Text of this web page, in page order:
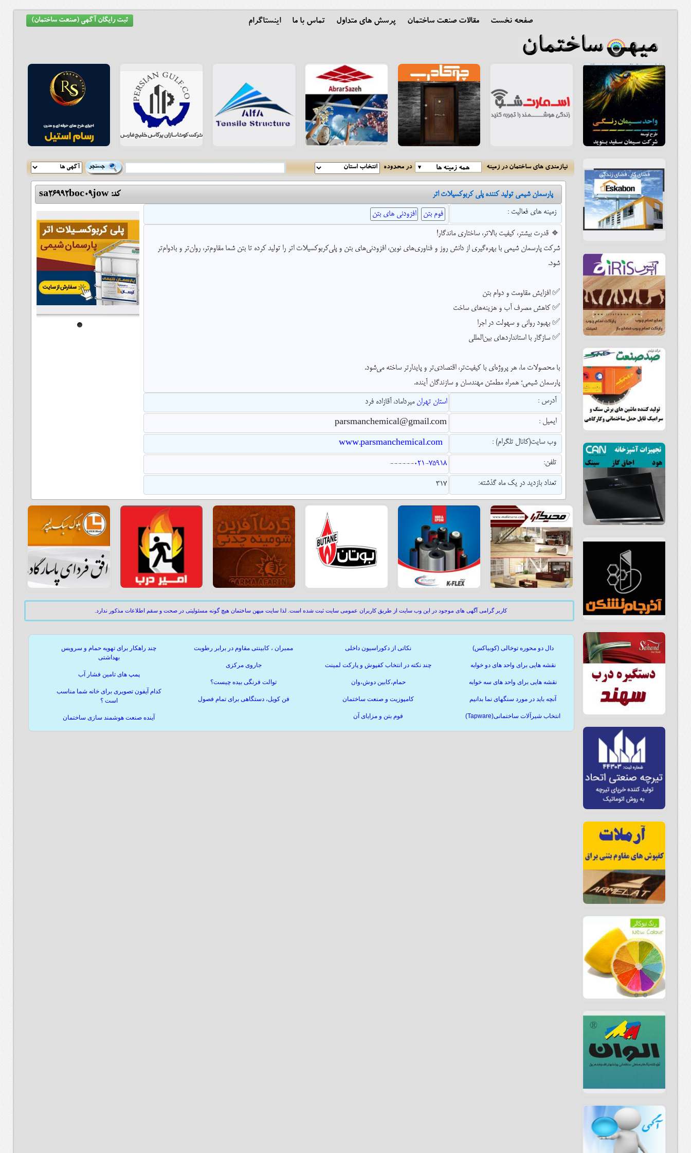
ثبت رایگان آگهی (صنعت ساختمان) صفحه نخست مقالات صنعت ساختمان پرسش های متداول تماس با ما اینستاگرام
نیازمندی های ساختمان در زمینه همه زمینه ها در محدوده
پارسمان شیمی تولید کننده پلی کربوکسیلات اتر کد: sa26992boc09jow
فوم بتن افزودنی های بتن زمینه های فعالیت :
🔹 قدرت بیشتر، کیفیت بالاتر، ساختاری ماندگار!
شرکت پارسمان شیمی با بهره‌گیری از دانش روز و فناوری‌های نوین، افزودنی‌های بتن و پلی‌کربوکسیلات اتر را تولید کرده تا بتن شما مقاوم‌تر، روان‌تر و بادوام‌تر
شود.
✅ افزایش مقاومت و دوام بتن
✅ کاهش مصرف آب و هزینه‌های ساخت
✅ بهبود روانی و سهولت در اجرا
✅ سازگار با استانداردهای بین‌المللی
با محصولات ما، هر پروژه‌ای با کیفیت‌تر، اقتصادی‌تر و پایدارتر ساخته می‌شود.
پارسمان شیمی؛ همراه مطمئن مهندسان و سازندگان آینده.
استان تهران میرداماد، آقازاده فرد آدرس :
parsmanchemical@gmail.com ایمیل :
www.parsmanchemical.com وب سایت(کانال تلگرام) :
021-75918
--
--
-- تلفن:
317 تعداد بازدید در یک ماه گذشته:
کاربر گرامی آگهی های موجود در این وب سایت از طریق کاربران عمومی سایت ثبت شده است. لذا سایت میهن ساختمان هیچ گونه مسئولیتی در صحت و سقم اطلاعات مذکور ندارد.
دال دو محوره توخالی (کوبیاکس)
نقشه هایی برای واحد های دو خوابه
نقشه هایی برای واحد های سه خوابه
آنچه باید در مورد سنگهای نما بدانیم
انتخاب شیرآلات ساختمانی(Tapware)
نکاتی از دکوراسیون داخلی
چند نکته در انتخاب کفپوش و پارکت لمینت
حمام،کابین دوش،وان
کامپوزیت و صنعت ساختمان
فوم بتن و مزایای آن
ممبران ، کابینتی مقاوم در برابر رطوبت
جاروی مرکزی
توالت فرنگی بیده چیست؟
فن کویل، دستگاهی برای تمام فصول
چند راهکار برای تهویه حمام و سرویس
بهداشتی
پمپ های تامین فشار آب
کدام آیفون تصویری برای خانه شما مناسب
است ؟
آینده صنعت هوشمند سازی ساختمان